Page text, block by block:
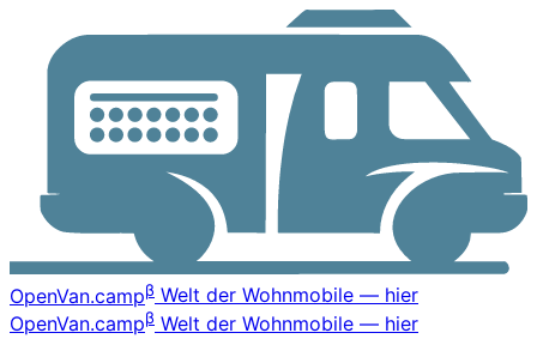
OpenVan.campβ Welt der Wohnmobile — hier
OpenVan.campβ Welt der Wohnmobile — hier